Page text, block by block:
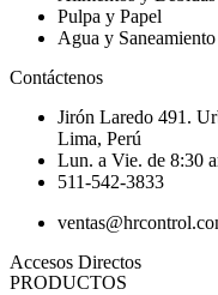
Pulpa y Papel
Agua y Saneamiento
Contáctenos
Jirón Laredo 491.
Lima, Perú
Lun. a Vie. de 8:30
511-542-3833
Accesos Directos
PRODUCTOS